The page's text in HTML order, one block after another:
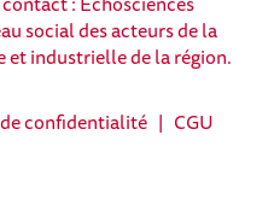
social des acteurs de la
industrielle de la région.
confidentialité | CGU